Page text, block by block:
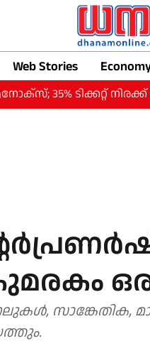
Web Stories
ടിക്കറ്റ് നിരക്ക്
സാങ്കേതിക,